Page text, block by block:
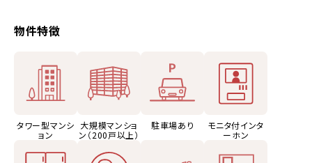
物件特徴
タワー型マンシ
ョン
大規模マンショ
ン（200戸以上）
駐車場あり
モニタ付インタ
ーホン